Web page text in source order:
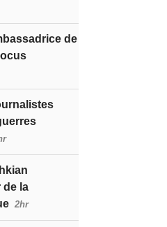
de
de la
2hr